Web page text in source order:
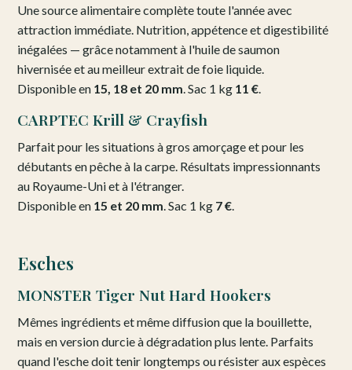
Une source alimentaire complète toute l'année avec
attraction immédiate. Nutrition, appétence et digestibilité
inégalées — grâce notamment à l'huile de saumon
hivernisée et au meilleur extrait de foie liquide.
Disponible en 15, 18 et 20 mm. Sac 1 kg 11 €.
CARPTEC Krill & Crayfish
Parfait pour les situations à gros amorçage et pour les
débutants en pêche à la carpe. Résultats impressionnants
au Royaume-Uni et à l'étranger.
Disponible en 15 et 20 mm. Sac 1 kg 7 €.
Esches
MONSTER Tiger Nut Hard Hookers
Mêmes ingrédients et même diffusion que la bouillette,
mais en version durcie à dégradation plus lente. Parfaits
quand l'esche doit tenir longtemps ou résister aux espèces